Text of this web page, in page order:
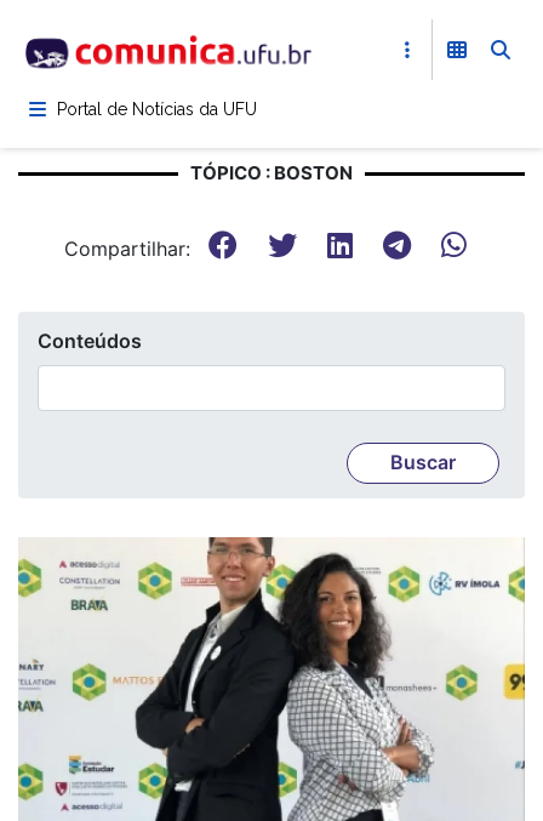
para
conteúdoPortal de Notícias da UFU
TÓPICO : BOSTON
Compartilhar:
Conteúdos